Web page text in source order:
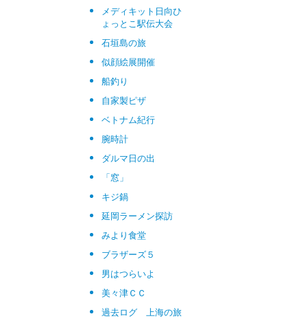
メディキット日向ひ
ょっとこ駅伝大会
石垣島の旅
似顔絵展開催
船釣り
自家製ピザ
ベトナム紀行
腕時計
ダルマ日の出
「窓」
キジ鍋
延岡ラーメン探訪
みより食堂
ブラザーズ５
男はつらいよ
美々津ＣＣ
過去ログ 上海の旅